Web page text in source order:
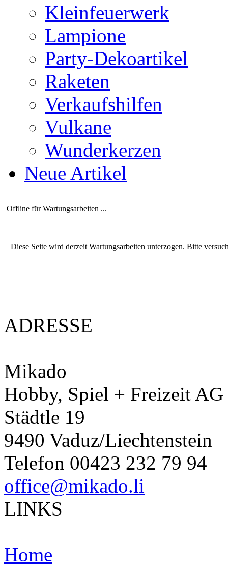
Kleinfeuerwerk
Lampione
Party-Dekoartikel
Raketen
Verkaufshilfen
Vulkane
Wunderkerzen
Neue Artikel
Offline für Wartungsarbeiten ...
Diese Seite wird derzeit Wartungsarbeiten unterzogen. Bitte
ADRESSE
Mikado
Hobby, Spiel + Freizeit AG
Städtle 19
9490 Vaduz/Liechtenstein
Telefon 00423 232 79 94
office@mikado.li
LINKS
Home